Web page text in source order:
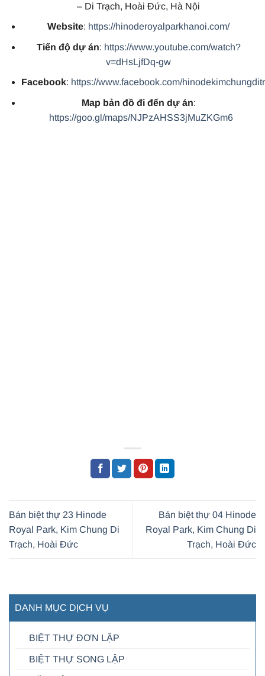
– Di Trạch, Hoài Đức, Hà Nội
Website: https://hinoderoyalparkhanoi.com/
Tiến độ dự án: https://www.youtube.com/watch?
v=dHsLjfDq-gw
Facebook: https://www.facebook.com/
Map bản đồ đi đến dự án:
https://goo.gl/maps/NJPzAHSS3jMuZKGm6
Bán biệt thự 23 Hinode
Royal Park, Kim Chung Di
Trạch, Hoài Đức
Bán biệt thự 04 Hinode
Royal Park, Kim Chung Di
Trạch, Hoài Đức
DANH MỤC DỊCH VỤ
BIỆT THỰ ĐƠN LẬP
BIỆT THỰ SONG LẬP